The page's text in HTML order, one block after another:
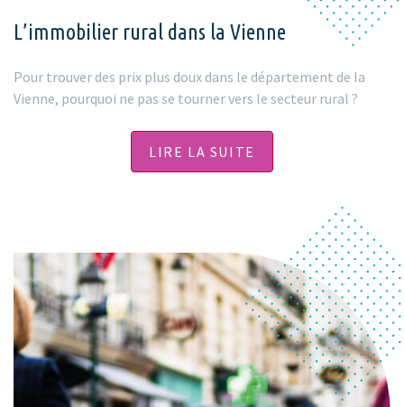
L’immobilier rural dans la Vienne
Pour trouver des prix plus doux dans le département de la
Vienne, pourquoi ne pas se tourner vers le secteur rural ?
LIRE LA SUITE